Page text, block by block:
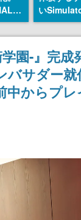
ズ情
い
のウィッ
とにチェ
SNSで話
ダム・カ
ェコのプ
称賛の声
園-』完
サダー
中からプ